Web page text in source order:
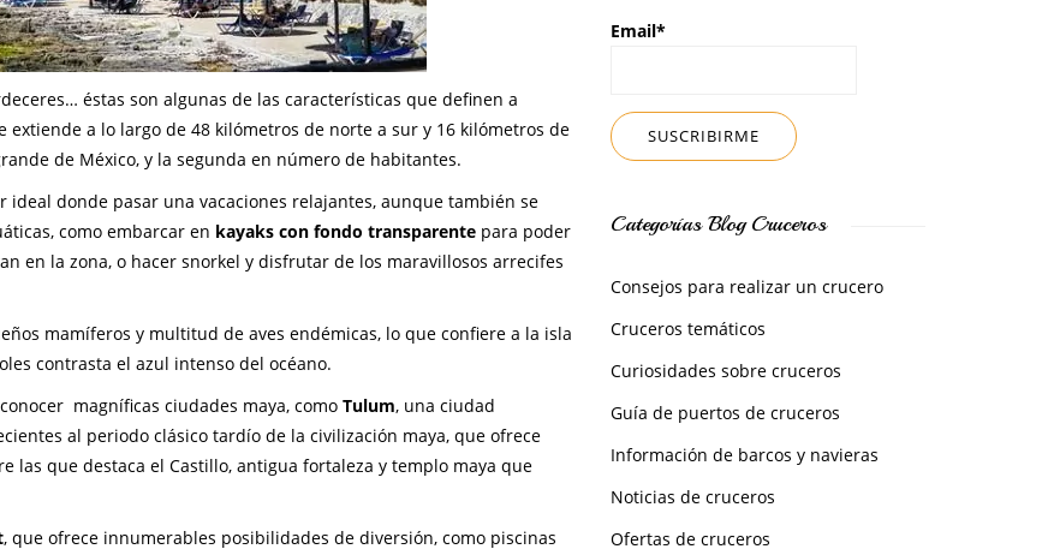
éstas son algunas de las características que definen a
extiende a lo largo de 48 kilómetros de norte a sur y 16 kilómetros de
de México, y la segunda en número de habitantes.
ideal donde pasar una vacaciones relajantes, aunque también se
como embarcar en kayaks con fondo transparente para poder
en la zona, o hacer snorkel y disfrutar de los maravillosos arrecifes
mamíferos y multitud de aves endémicas, lo que confiere a la isla
contrasta el azul intenso del océano.
magníficas ciudades maya, como Tulum, una ciudad
al periodo clásico tardío de la civilización maya, que ofrece
las que destaca el Castillo, antigua fortaleza y templo maya que
, que ofrece innumerables posibilidades de diversión, como piscinas
Email*
Categorías Blog Cruceros
Consejos para realizar un crucero
Cruceros temáticos
Curiosidades sobre cruceros
Guía de puertos de cruceros
Información de barcos y navieras
Noticias de cruceros
Ofertas de cruceros